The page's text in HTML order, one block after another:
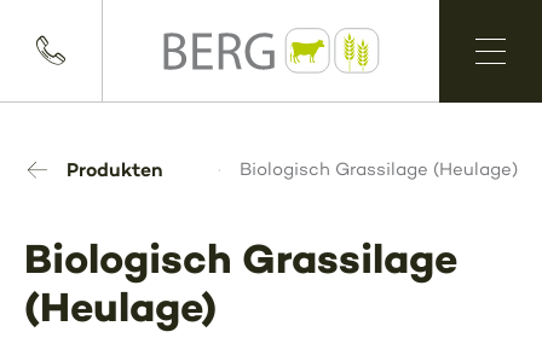
Produkten Biologisch Grassilage (Heulage)
Biologisch Grassilage
(Heulage)